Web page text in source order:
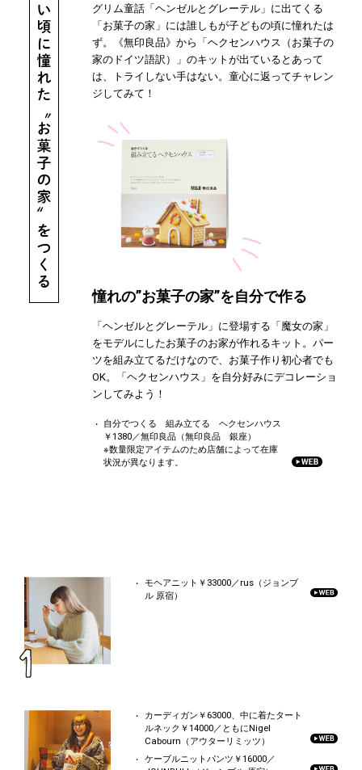
グリム童話「ヘンゼルとグレーテル」に出てくる
「お菓子の家」には誰しもが子どもの頃に憧れたは
ず。《無印良品》から「ヘクセンハウス（お菓子の
家のドイツ語訳）」のキットが出ているとあって
は、トライしない手はない。童心に返ってチャレン
ジしてみて！
憧れの”お菓子の家”を自分で作る
「ヘンゼルとグレーテル」に登場する「魔女の家」
をモデルにしたお菓子のお家が作れるキット。パー
ツを組み立てるだけなので、お菓子作り初心者でも
OK。「ヘクセンハウス」を自分好みにデコレーショ
ンしてみよう！
自分でつくる 組み立てる ヘクセンハウス
￥1380／無印良品（無印良品 銀座）
※数量限定アイテムのため店舗によって在庫
状況が異なります。
モヘアニット￥33000／rus（ジョンブ
ル 原宿）
カーディガン￥63000、中に着たタート
ルネック￥14000／ともにNigel
Cabourn（アウターリミッツ）
ケーブルニットパンツ￥16000／